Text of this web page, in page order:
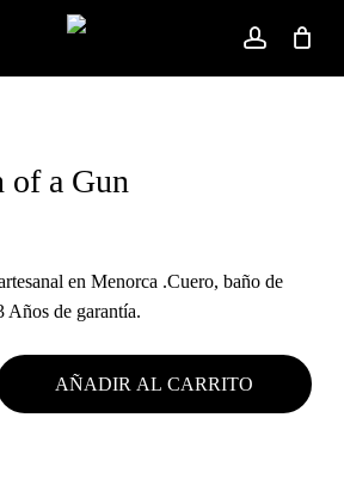
account
Close
of a Gun
en Menorca .Cuero, baño de
Años de garantía.
AÑADIR AL CARRITO